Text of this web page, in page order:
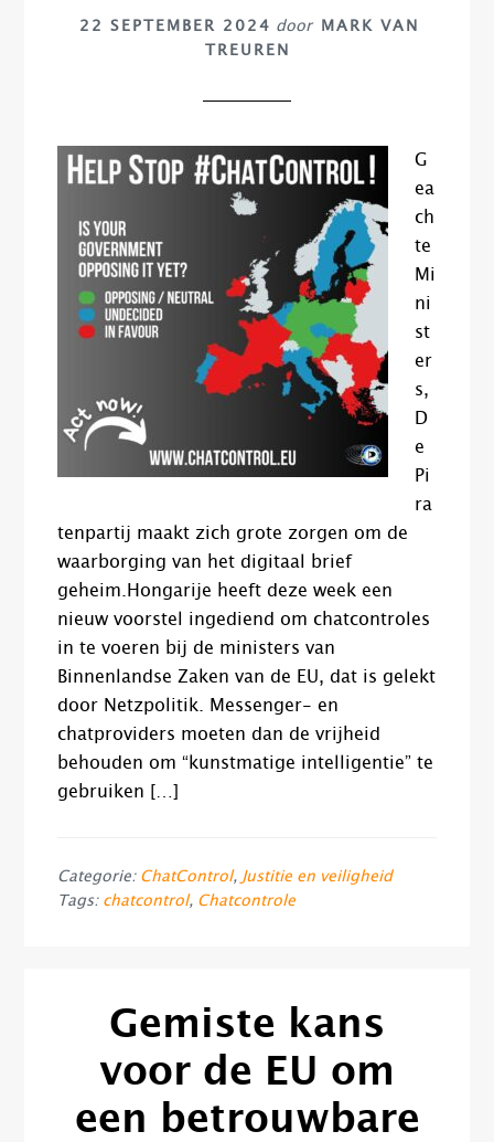
22 SEPTEMBER 2024 door MARK VAN
TREUREN
G
ea
ch
te
Mi
ni
st
er
s,
D
e
Pi
ra
tenpartij maakt zich grote zorgen om de
waarborging van het digitaal brief
geheim.Hongarije heeft deze week een
nieuw voorstel ingediend om chatcontroles
in te voeren bij de ministers van
Binnenlandse Zaken van de EU, dat is gelekt
door Netzpolitik. Messenger- en
chatproviders moeten dan de vrijheid
behouden om “kunstmatige intelligentie” te
gebruiken […]
Categorie: ChatControl, Justitie en veiligheid
Tags: chatcontrol, Chatcontrole
Gemiste kans
voor de EU om
een betrouwbare